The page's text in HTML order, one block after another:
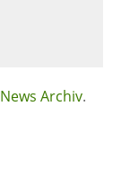
News Archiv.